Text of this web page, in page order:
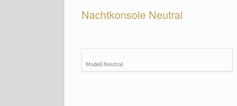
Nachtkonsole Neutral
Modell Neutral